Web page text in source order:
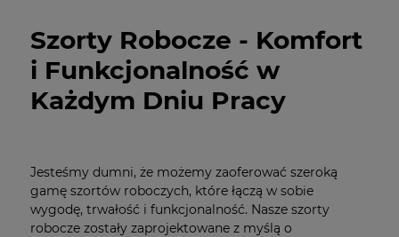
Szorty Robocze - Komfort
i Funkcjonalność w
Każdym Dniu Pracy
Jesteśmy dumni, że możemy zaoferować szeroką
gamę szortów roboczych, które łączą w sobie
wygodę, trwałość i funkcjonalność. Nasze szorty
robocze zostały zaprojektowane z myślą o